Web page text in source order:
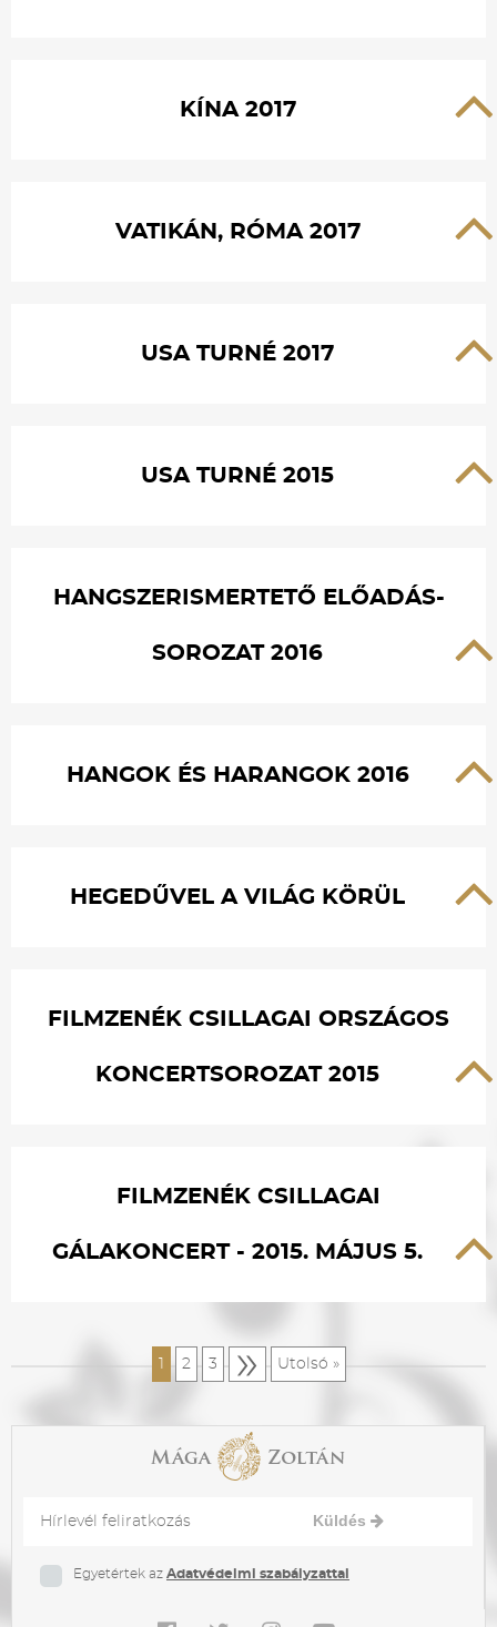
KÍNA 2017
VATIKÁN, RÓMA 2017
USA TURNÉ 2017
USA TURNÉ 2015
HANGSZERISMERTETŐ ELŐADÁS-
SOROZAT 2016
HANGOK ÉS HARANGOK 2016
HEGEDŰVEL A VILÁG KÖRÜL
FILMZENÉK CSILLAGAI ORSZÁGOS
KONCERTSOROZAT 2015
FILMZENÉK CSILLAGAI
GÁLAKONCERT - 2015. MÁJUS 5.
2 3 » Utolsó »
Küldés
Egyetértek az Adatvédelmi szabályzattal